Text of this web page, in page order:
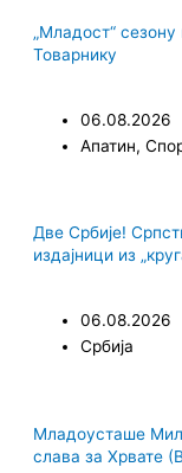
„Младост“
Товарнику
06.08.2026
Апатин,
Две Србије!
издајници из
06.08.2026
Србија
Младоусташе
слава за Хрвате